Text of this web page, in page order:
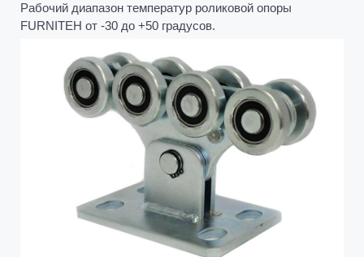
Рабочий диапазон температур роликовой опоры
FURNITEH от -30 до +50 градусов.